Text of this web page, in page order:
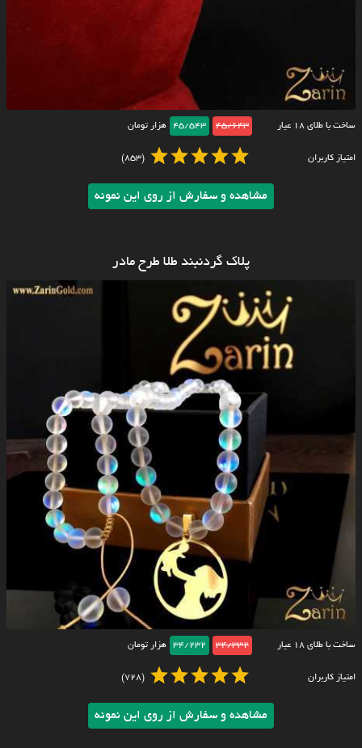
ساخت با طلای ۱۸ عیار 45/643
45/543 هزار تومان
امتیاز کاربران (853)
مشاهده و سفارش از روی این نمونه
پلاک گردنبند طلا طرح مادر
ساخت با طلای ۱۸ عیار 34/332
34/232 هزار تومان
امتیاز کاربران (728)
مشاهده و سفارش از روی این نمونه